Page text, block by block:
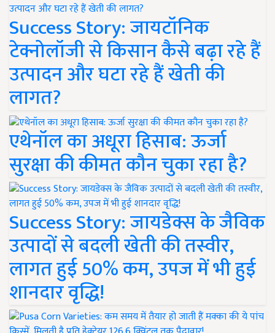
Success Story: जायटॉनिक
टेक्नोलॉजी से किसान कैसे बढ़ा रहे हैं
उत्पादन और घटा रहे हैं खेती की
लागत?
एथेनॉल का अधूरा हिसाब: ऊर्जा
सुरक्षा की कीमत कौन चुका रहा है?
Success Story: जायडेक्स के जैविक
उत्पादों से बदली खेती की तस्वीर,
लागत हुई 50% कम, उपज में भी हुई
शानदार वृद्धि!